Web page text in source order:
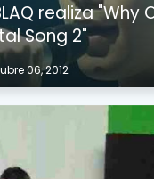
realiza "Why
Song 2"
06, 2012